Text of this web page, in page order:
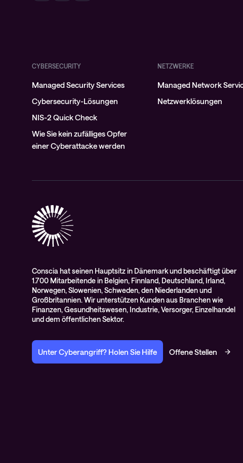
CYBERSECURITY
Managed Security Services
Cybersecurity-Lösungen
NIS-2 Quick Check
Wie Sie kein zufälliges Opfer
einer Cyberattacke werden
NETZWERKE
Managed Network
Netzwerklösungen
Conscia hat seinen Hauptsitz in Dänemark und beschäftigt über
1.700 Mitarbeitende in Belgien, Finnland, Deutschland, Irland,
Norwegen, Slowenien, Schweden, den Niederlanden und
Großbritannien. Wir unterstützen Kunden aus Branchen wie
Finanzen, Gesundheitswesen, Industrie, Versorger, Einzelhandel
und dem öffentlichen Sektor.
Unter Cyberangriff? Holen Sie Hilfe Offene Stellen